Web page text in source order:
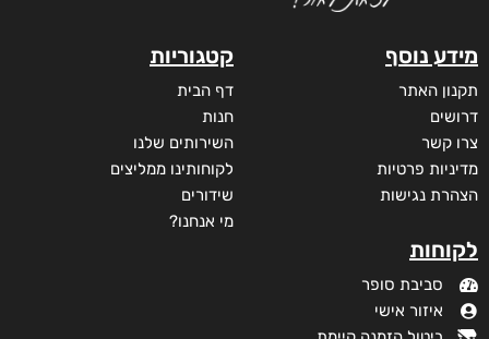
מידע נוסף
תקנון האתר
דרושים
צרו קשר
מדיניות פרטיות
הצהרת נגישות
לקוחות
סביבת סופר
איזור אישי
קטגוריות
דף הבית
חנות
השירותים שלנו
לקוחותינו ממליצים
שידורים
מי אנחנו?